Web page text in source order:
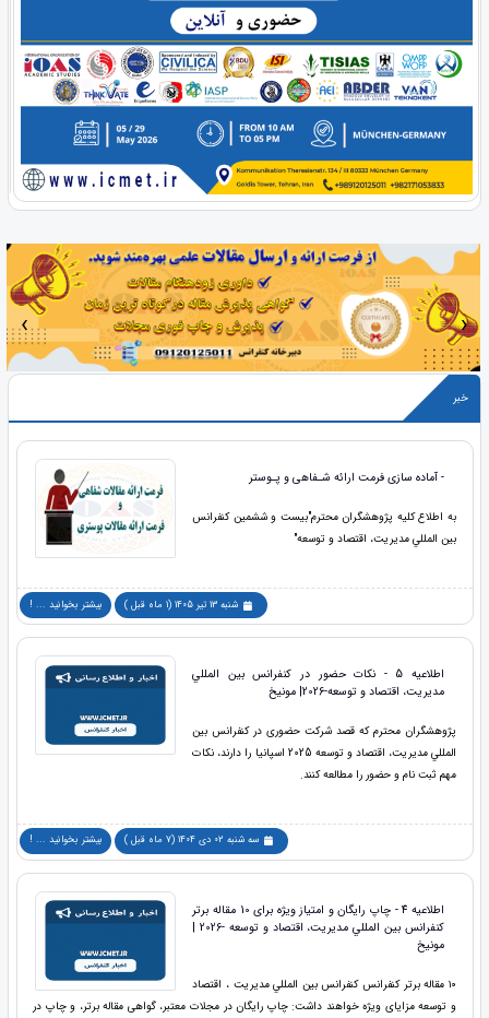
‹ ›
خبر
- آماده سازی فرمت ارائه شـفاهی و پـوستر
به اطلاع کلیه پژوهشگران محترم"بیست و ششمین کنفرانس
بين المللي مديريت، اقتصاد و توسعه"
شنبه 13 تیر 1405 (1 ماه قبل ) بیشتر بخوانید ... !
اطلاعیه 5 - نکات حضور در کنفرانس بين المللي
مديريت، اقتصاد و توسعه-2026| مونیخ
پژوهشگران محترم که قصد شرکت حضوری در کنفرانس بين
المللي مديريت، اقتصاد و توسعه 2025 اسپانیا را دارند، نکات
مهم ثبت نام و حضور را مطالعه کنند.
سه شنبه 02 دی 1404 (7 ماه قبل ) بیشتر بخوانید ... !
اطلاعیه 4 - چاپ رایگان و امتیاز ویژه برای 10 مقاله برتر
کنفرانس بين المللي مديريت، اقتصاد و توسعه -2026 |
مونیخ
۱۰ مقاله برتر کنفرانس کنفرانس بين المللي مديريت ، اقتصاد
و توسعه مزایای ویژه خواهند داشت: چاپ رایگان در مجلات معتبر، گواهی مقاله برتر، و چاپ در